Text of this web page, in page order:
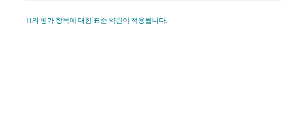
TI의 평가 항목에 대한 표준 약관이 적용됩니다.